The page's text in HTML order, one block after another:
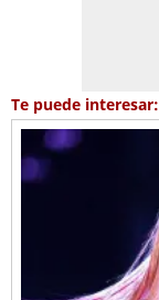
Te puede interesar: